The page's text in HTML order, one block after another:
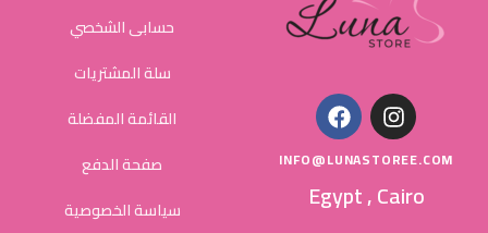
INFO@LUNASTOREE.COM
Egypt , Cairo
حسابى الشخصي
سلة المشتريات
القائمة المفضلة
صفحة الدفع
سياسة الخصوصية